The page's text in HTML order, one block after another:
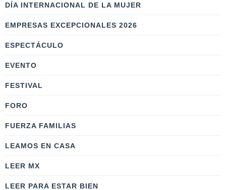
DÍA INTERNACIONAL DE LA MUJER
EMPRESAS EXCEPCIONALES 2026
ESPECTÁCULO
EVENTO
FESTIVAL
FORO
FUERZA FAMILIAS
LEAMOS EN CASA
LEER MX
LEER PARA ESTAR BIEN